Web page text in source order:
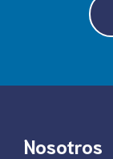
Nosotros